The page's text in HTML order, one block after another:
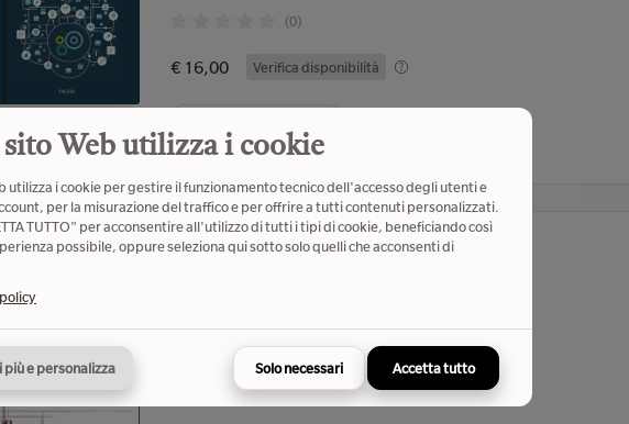
(0)
€ 16,00 Verifica disponibilità
Seleziona libreria
Apprendere da una macchina
(0)
Verifica disponibilità
sito Web utilizza i cookie
utilizza i cookie per gestire il funzionamento tecnico dell'accesso degli utenti e
per la misurazione del traffico e per offrire a tutti contenuti personalizzati.
TUTTO" per acconsentire all'utilizzo di tutti i tipi di cookie, beneficiando così
possibile, oppure seleziona qui sotto solo quelli che acconsenti di
più e personalizza Solo necessari Accetta tutto